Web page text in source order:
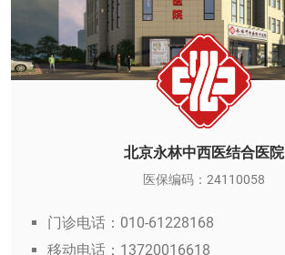
北京永林中西医结合医院
医保编码：24110058
门诊电话：010-61228168
移动电话：13720016618